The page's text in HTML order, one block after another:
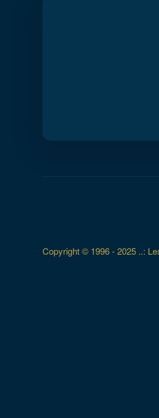
Copyright © 1996 - 2025 ..: